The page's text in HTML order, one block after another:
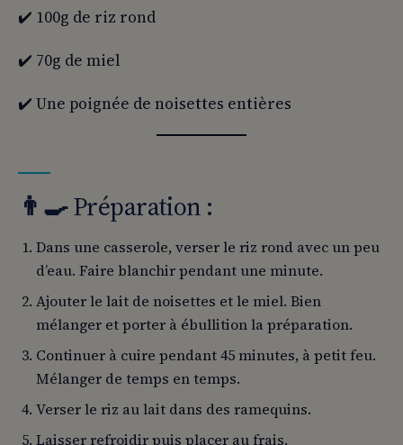
✔️ 100g de riz rond
✔️ 70g de miel
✔️ Une poignée de noisettes entières
👨‍🍳Préparation :
Dans une casserole, verser le riz rond avec un peu
d’eau. Faire blanchir pendant une minute.
Ajouter le lait de noisettes et le miel. Bien
mélanger et porter à ébullition la préparation.
Continuer à cuire pendant 45 minutes, à petit feu.
Mélanger de temps en temps.
Verser le riz au lait dans des ramequins.
Laisser refroidir puis placer au frais.